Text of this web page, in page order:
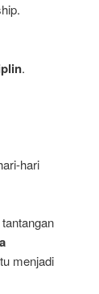
.
hari
menjadi